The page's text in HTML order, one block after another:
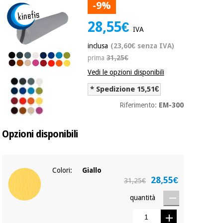
Offerte
Fisaude
Academy
mediche
Medicina
tradizionale
cinese
clinici
Armadi
terapeutici
Materiale
dei
coronavirus
Notizia
Outlet
Tech
Academy
Odontoiatria
Attrezzature
Medicina
tradizionale
cinese
Mobili
clinici
Armadi
terapeutici
-9%
28,55€ IVA
inclusa (23,60€ senza IVA)
prima31,25€
Vedi le opzioni disponibili
* Spedizione 15,51€
Riferimento: EM-300
Opzioni disponibili
Colori:
Giallo
31,25€
28,55€
quantità